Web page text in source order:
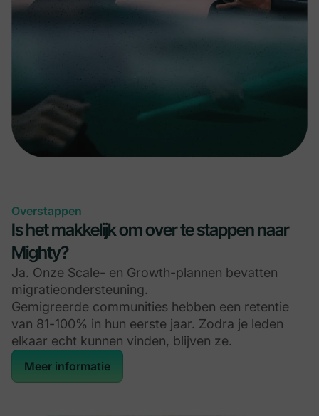
Overstappen
Is het makkelijk om over te stappen naar
Mighty?
Ja. Onze Scale- en Growth-plannen bevatten
migratieondersteuning.
Gemigreerde communities hebben een retentie
van 81-100% in hun eerste jaar. Zodra je leden
elkaar echt kunnen vinden, blijven ze.
Meer informatie